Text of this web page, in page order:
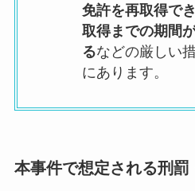
免許を再取得で
取得までの期間
るなどの厳しい
にあります。
本事件で想定される刑罰